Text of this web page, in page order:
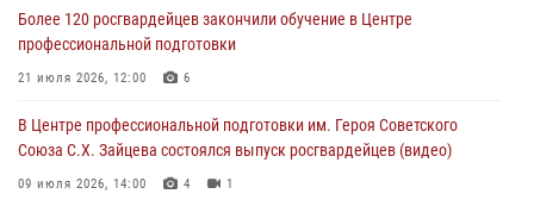
Более 120 росгвардейцев закончили обучение в Центре
профессиональной подготовки
21 июля 2026, 12:00 6
В Центре профессиональной подготовки им. Героя Советского
Союза С.Х. Зайцева состоялся выпуск росгвардейцев (видео)
09 июля 2026, 14:00 4 1